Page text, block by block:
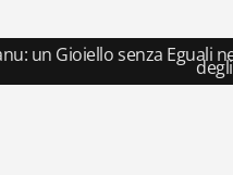
un Gioiello senza Eguali